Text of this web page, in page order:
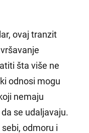
ovaj tranzit
šta više ne
odnosi mogu
nemaju
se udaljavaju.
odmoru i